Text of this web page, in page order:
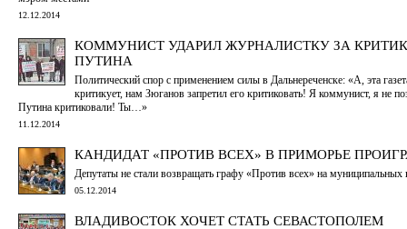
12.12.2014
КОММУНИСТ УДАРИЛ ЖУРНАЛИСТКУ ЗА
ПУТИНА
Политический спор с применением силы в Дальнереченске: «А, эта
критикует, нам Зюганов запретил его критиковать! Я коммунист, я не
Путина критиковали! Ты…»
11.12.2014
КАНДИДАТ «ПРОТИВ ВСЕХ» В ПРИМОРЬЕ
Депутаты не стали возвращать графу «Против всех» на муниципальных
05.12.2014
ВЛАДИВОСТОК ХОЧЕТ СТАТЬ СЕВАСТОПОЛЕМ